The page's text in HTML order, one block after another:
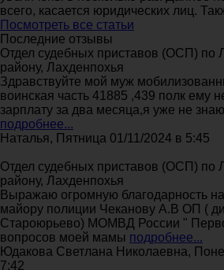
всего, касается юридических лиц.
Посмотреть все статьи
Последние отзывы
Отдел судебных приставов (ОСП) по
району, Лахденпохья
Здравствуйте мой муж
воинская часть 41885 ,439 полк ему
зарплату за два месяца,я уже не
подробнее...
Наталья, Пятница 01/11/2024 в 5:45
Отдел судебных приставов (ОСП) по
району, Лахденпохья
Выражаю огромную благодарность
майору полиции Чеканову А.В ОП (
Староюрьево) МОМВД России "
вопросов моей мамы подробнее...
Юдакова Светлана Николаевна,
7:42